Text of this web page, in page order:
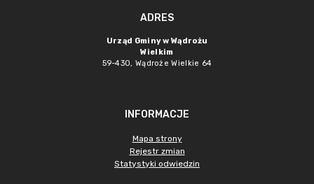
ADRES
Urząd Gminy w Wądrożu
Wielkim
59-430, Wądroże Wielkie 64
INFORMACJE
Mapa strony
Rejestr zmian
Statystyki odwiedzin